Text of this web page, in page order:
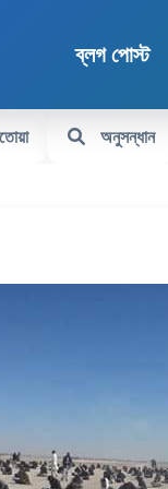
ব্লগ পোস্ট
অনুসন্ধান